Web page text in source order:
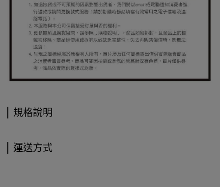
規格說明
運送方式